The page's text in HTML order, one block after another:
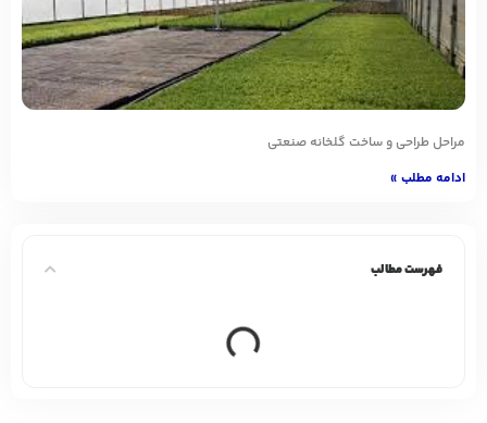
مراحل طراحی و ساخت گلخانه صنعتی
ادامه مطلب »
فهرست مطالب